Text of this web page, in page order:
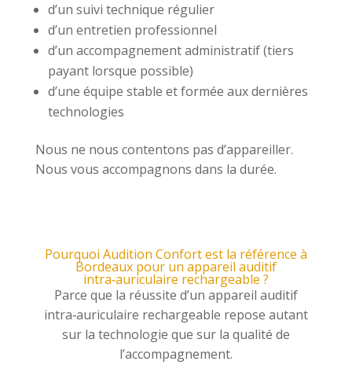
d’un suivi technique régulier
d’un entretien professionnel
d’un accompagnement administratif (tiers
payant lorsque possible)
d’une équipe stable et formée aux dernières
technologies
Nous ne nous contentons pas d’appareiller.
Nous vous accompagnons dans la durée.
Pourquoi Audition Confort est la référence à
Bordeaux pour un appareil auditif
intra‑auriculaire rechargeable ?
Parce que la réussite d’un appareil auditif
intra‑auriculaire rechargeable repose autant
sur la technologie que sur la qualité de
l’accompagnement.